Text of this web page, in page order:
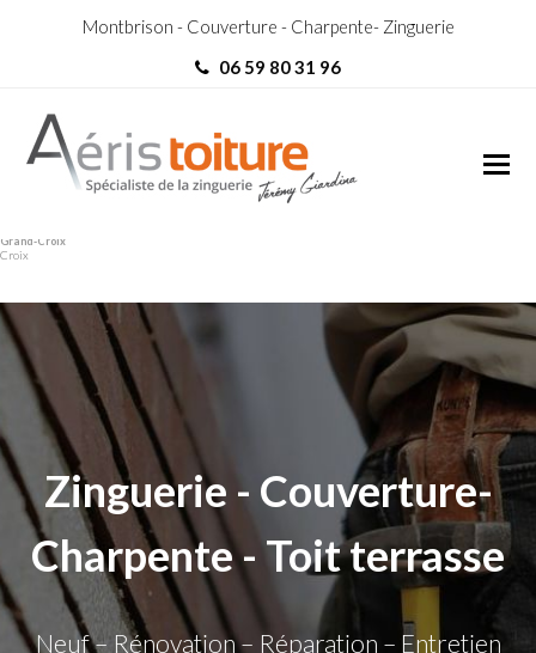
Montbrison - Couverture - Charpente- Zinguerie
06 59 80 31 96
Grand-Croix
Croix
Zinguerie - Couverture-
Charpente - Toit terrasse
Neuf – Rénovation – Réparation – Entretien